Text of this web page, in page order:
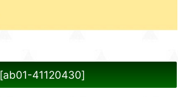
[ab01-41120430]